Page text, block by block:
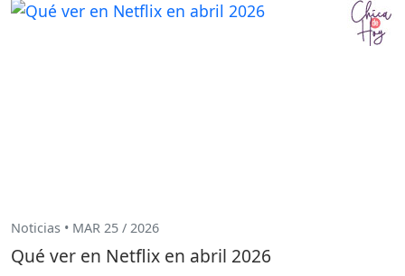
Noticias • MAR 25 / 2026
Qué ver en Netflix en abril 2026